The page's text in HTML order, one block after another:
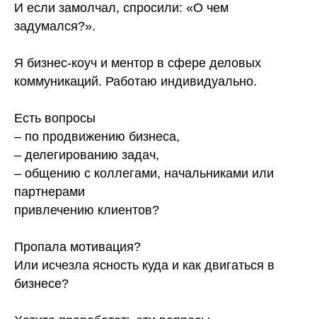
И если замолчал, спросили: «О чем
задумался?».
Я бизнес-коуч и ментор в сфере деловых
коммуникаций. Работаю индивидуально.
Есть вопросы
– по продвижению бизнеса,
– делегированию задач,
– общению с коллегами, начальниками или
партнерами
привлечению клиентов?
Пропала мотивация?
Или исчезла ясность куда и как двигаться в
бизнесе?